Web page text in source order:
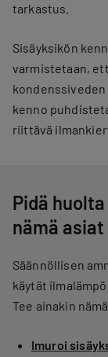
tarkastus.
Sisäyksikön
varmistetaan,
kenno
riittävä
Pidä
nämä
Säännöllisen
käytät
Tee ainakin
Imuroi